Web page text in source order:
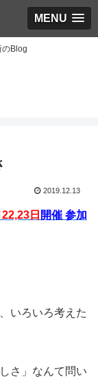
MENU
のBlog
2019.12.13
日 開催 参加
いろいろ考えた
さ」なんて問い